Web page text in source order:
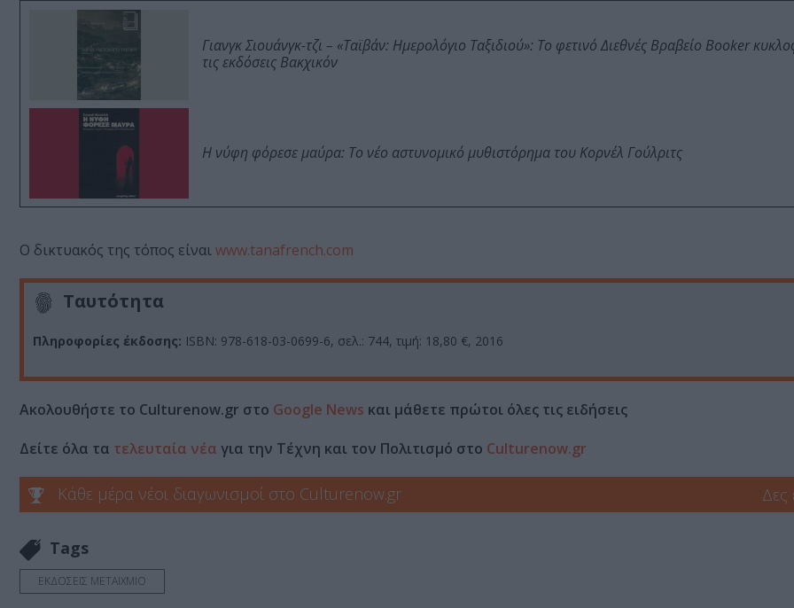
Γιανγκ Σιουάνγκ-τζι – «Ταϊβάν: Ημερολόγιο Ταξιδιού»: Το φετινό Διεθνές Βραβείο Booker
τις εκδόσεις Βακχικόν
Η νύφη φόρεσε μαύρα: Το νέο αστυνομικό μυθιστόρημα του Κορνέλ Γούλριτς
Ο δικτυακός της τόπος είναιwww.tanafrench.com
Ταυτότητα
Πληροφορίες έκδοσης: ISBN: 978-618-03-0699-6, σελ.: 744, τιμή: 18,80 €, 2016
Ακολουθήστε το Culturenow.gr στο Google News και μάθετε πρώτοι όλες τις ειδήσεις
Δείτε όλα τα τελευταία νέα για την Τέχνη και τον Πολιτισμό στο Culturenow.gr
Κάθε μέρα νέοι διαγωνισμοί στο Culturenow.gr Δες
Tags
ΕΚΔΟΣΕΙΣ ΜΕΤΑΙΧΜΙΟ